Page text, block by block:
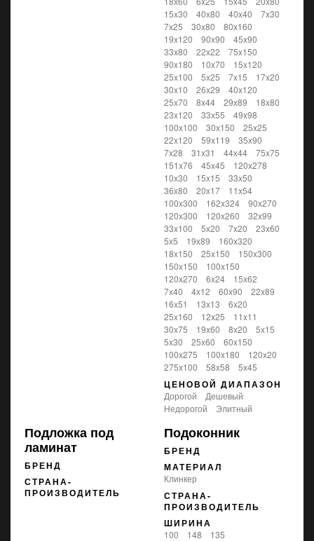
15x30
40x80 40x40
7x30
7x25
30x80
80x160
19x120
90x90
45x90
33x80
22x22
75x150
90x180
10x70
15x120
25x100
5x25 7x15
17x20
30x10
26x29
40x120
25x70
8x44 29x89
18x80
23x120
33x55
49x98
100x100
30x150
25x25
22x120
59x119
35x90
7x28
31x31 44x44
75x75
151x76
45x45
120x278
10x30
15x15
33x50
36x80
20x17
11x54
100x300
162x324
90x270
120x300
120x260
32x99
33x100
5x20 7x20
23x60
5x5
19x89
160x320
18x150
25x150
150x300
150x150
100x150
120x270
6x24
15x62
7x40
4x12 60x90
22x89
16x51
13x13
6x20
25x160
12x25
11x11
30x75
19x60 8x20
5x15
5x30
25x60
60x150
100x275
100x180
120x20
275x100
58x58 5x45
ЦЕНОВОЙ ДИАПАЗОН
Дорогой
Дешевый
Недорогой
Элитный
Подложка под
ламинат
БРЕНД
СТРАНА-
ПРОИЗВОДИТЕЛЬ
Подоконник
БРЕНД
МАТЕРИАЛ
Клинкер
СТРАНА-
ПРОИЗВОДИТЕЛЬ
ШИРИНА
100 148 135